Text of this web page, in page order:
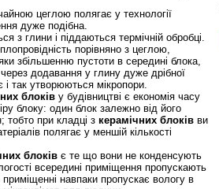
цеглою полягає у технології
дуже подібна.
з глини і піддаються термічній обробці.
порівняно з цеглою,
збільшенню пустоти в середині блока,
додавання у глину дуже дрібної
і так утворюються мікропори.
блоківу будівництві є економія часу
блоку: один блок залежно від його
тобто при кладці з керамічних блоківви
полягає у меншій кількості
блоківє те що вони не конденсують
всередині приміщення пропускають
приміщенні навпаки пропускає вологу в
Мінвата ТЕХНОБЛОК